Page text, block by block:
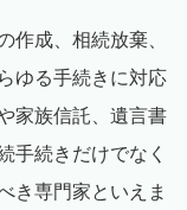
作成、相続放棄、
ゆる手続きに対応
家族信託、遺言書
手続きだけでなく
き専門家といえま